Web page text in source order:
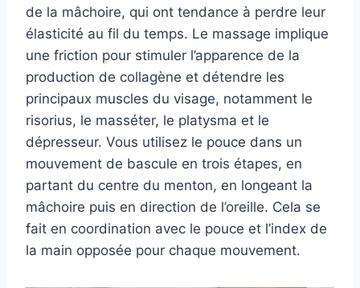
de la mâchoire, qui ont tendance à perdre leur
élasticité au fil du temps. Le massage implique
une friction pour stimuler l’apparence de la
production de collagène et détendre les
principaux muscles du visage, notamment le
risorius, le masséter, le platysma et le
dépresseur. Vous utilisez le pouce dans un
mouvement de bascule en trois étapes, en
partant du centre du menton, en longeant la
mâchoire puis en direction de l’oreille. Cela se
fait en coordination avec le pouce et l’index de
la main opposée pour chaque mouvement.